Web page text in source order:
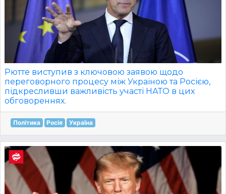
Рютте виступив з ключовою заявою щодо
переговорного процесу між Україною та Росією,
підкресливши важливість участі НАТО в цих
обговореннях.
Політика Росія Україна